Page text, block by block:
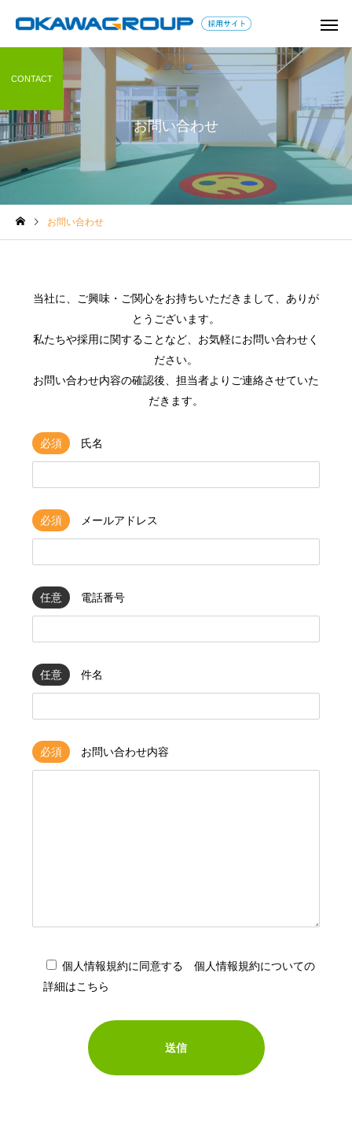
教師以外で教員免許を活か
ル
保育コラム
子どもに関わる仕事は
お問い合わせ
CONTACT
お問い合わせ
当社に、ご興味・ご関心をお持ちいただきまして、ありが
とうございます。
私たちや採用に関することなど、お気軽にお問い合わせく
ださい。
お問い合わせ内容の確認後、担当者よりご連絡させていた
だきます。
必須 氏名
必須 メールアドレス
任意 電話番号
任意 件名
必須 お問い合わせ内容
個人情報規約に同意する 個人情報規約についての
詳細はこちら